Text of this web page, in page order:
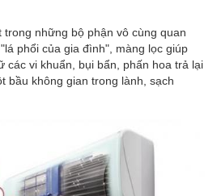
trong những bộ phận vô cùng quan
phổi của gia đình", màng lọc giúp
các vi khuẩn, bụi bẩn, phấn hoa trả lại
bầu không gian trong lành, sạch